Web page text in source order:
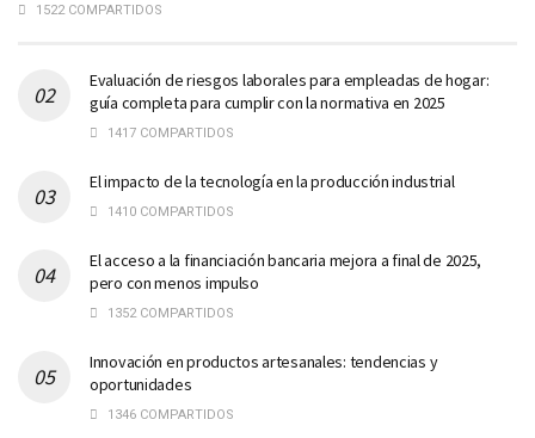
1522 COMPARTIDOS
Evaluación de riesgos laborales para empleadas de hogar:
guía completa para cumplir con la normativa en 2025
1417 COMPARTIDOS
El impacto de la tecnología en la producción industrial
1410 COMPARTIDOS
El acceso a la financiación bancaria mejora a final de 2025,
pero con menos impulso
1352 COMPARTIDOS
Innovación en productos artesanales: tendencias y
oportunidades
1346 COMPARTIDOS